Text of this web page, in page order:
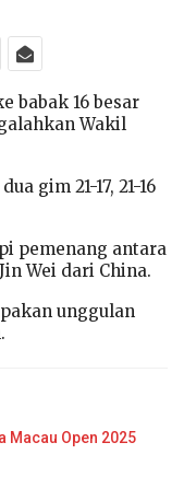
babak 16 besar
Wakil
gim 21-17, 21-16
pemenang antara
Wei dari China.
unggulan
Macau Open 2025